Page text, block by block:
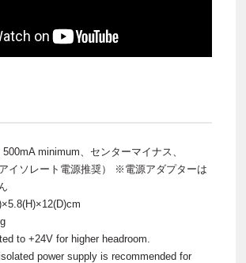
minimum、センターマイナス、
イソレート電源推奨） ※電源アダプターは
to +24V for higher headroom.
power supply is recommended for